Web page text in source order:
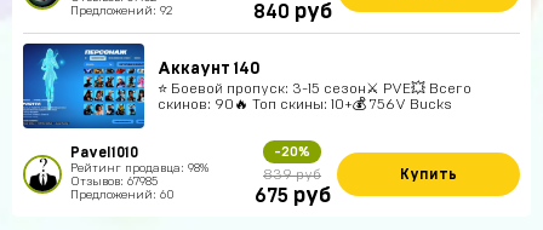
Предложений: 92
840 руб
Аккаунт 140
⭐️ Боевой пропуск: 3-15 сезон⚔️ PVE💥 Всего
скинов: 90🔥 Топ скины: 10+💰 756V Bucks
Pavel1010
Рейтинг продавца: 98%
Отзывов: 67985
Предложений: 60
-20%
839 руб
675 руб
Купить